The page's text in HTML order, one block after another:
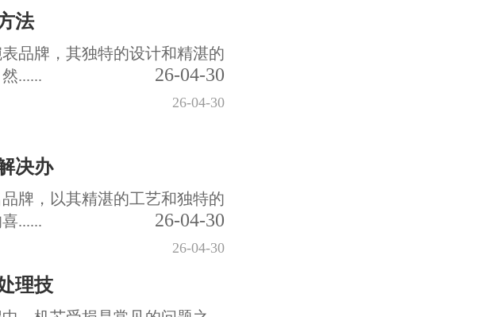
法
品牌，其独特的设计和精湛的
......
26-04-30
26-04-30
决办
牌，以其精湛的工艺和独特的
......
26-04-30
26-04-30
理技